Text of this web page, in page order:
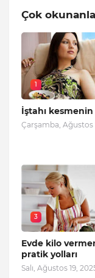
Çok
1
İştahı kesmenin
Çarşamba, Ağustos
3
Evde kilo
pratik yolları
Salı, Ağustos 19,